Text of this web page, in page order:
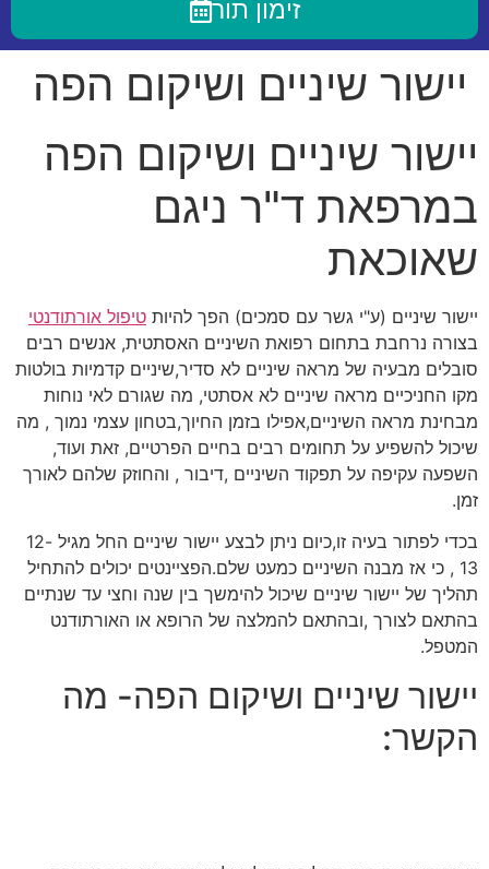
זימון תור
יישור שיניים ושיקום הפה
יישור שיניים ושיקום הפה
במרפאת ד"ר ניגם
שאוכאת
יישור שיניים (ע"י גשר עם סמכים) הפך להיות טיפול אורתודנטי
בצורה נרחבת בתחום רפואת השיניים האסתטית, אנשים רבים
סובלים מבעיה של מראה שיניים לא סדיר,שיניים קדמיות בולטות
מקו החניכיים מראה שיניים לא אסתטי, מה שגורם לאי נוחות
מבחינת מראה השיניים,אפילו בזמן החיוך,בטחון עצמי נמוך , מה
שיכול להשפיע על תחומים רבים בחיים הפרטיים, זאת ועוד,
השפעה עקיפה על תפקוד השיניים ,דיבור , והחוזק שלהם לאורך
זמן.
בכדי לפתור בעיה זו,כיום ניתן לבצע יישור שיניים החל מגיל 12-
13 , כי אז מבנה השיניים כמעט שלם.הפציינטים יכולים להתחיל
תהליך של יישור שיניים שיכול להימשך בין שנה וחצי עד שנתיים
בהתאם לצורך ,ובהתאם להמלצה של הרופא או האורתודנט
המטפל.
יישור שיניים ושיקום הפה- מה
הקשר: